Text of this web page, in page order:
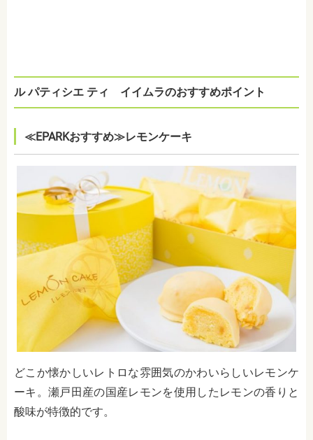
ル パティシエ ティ イイムラのおすすめポイント
≪EPARKおすすめ≫レモンケーキ
どこか懐かしいレトロな雰囲気のかわいらしいレモンケ
ーキ。瀬戸田産の国産レモンを使用したレモンの香りと
酸味が特徴的です。